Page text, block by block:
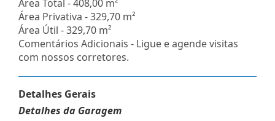
Área Total - 408,00 m²
Área Privativa - 329,70 m²
Área Útil - 329,70 m²
Comentários Adicionais - Ligue e agende visitas
com nossos corretores.
Detalhes Gerais
Detalhes da Garagem